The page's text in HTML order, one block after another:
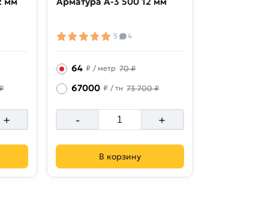
+
5 4
64 ₽ / метр 70 ₽
67000 ₽ / тн 73 700 ₽
- +
В корзину